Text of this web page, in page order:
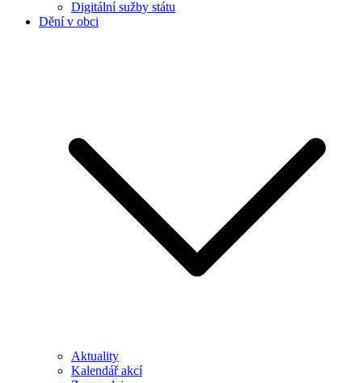
Digitální sužby státu
Dění v obci
Aktuality
Kalendář akcí